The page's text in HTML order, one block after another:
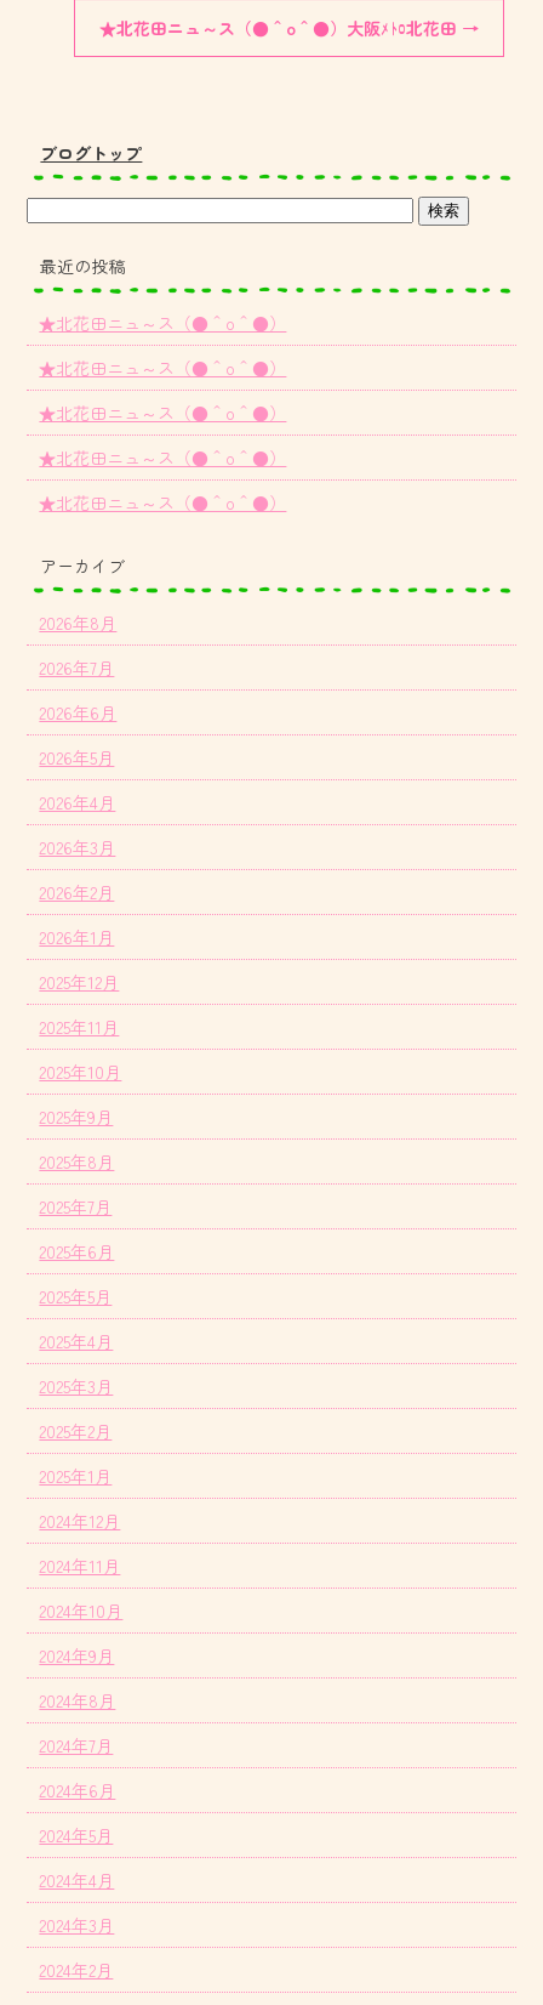
★北花田ニュ～ス（●＾o＾●）大阪ﾒﾄﾛ北花田 →
ブログトップ
最近の投稿
★北花田ニュ～ス（●＾o＾●）
★北花田ニュ～ス（●＾o＾●）
★北花田ニュ～ス（●＾o＾●）
★北花田ニュ～ス（●＾o＾●）
★北花田ニュ～ス（●＾o＾●）
アーカイブ
2026年8月
2026年7月
2026年6月
2026年5月
2026年4月
2026年3月
2026年2月
2026年1月
2025年12月
2025年11月
2025年10月
2025年9月
2025年8月
2025年7月
2025年6月
2025年5月
2025年4月
2025年3月
2025年2月
2025年1月
2024年12月
2024年11月
2024年10月
2024年9月
2024年8月
2024年7月
2024年6月
2024年5月
2024年4月
2024年3月
2024年2月